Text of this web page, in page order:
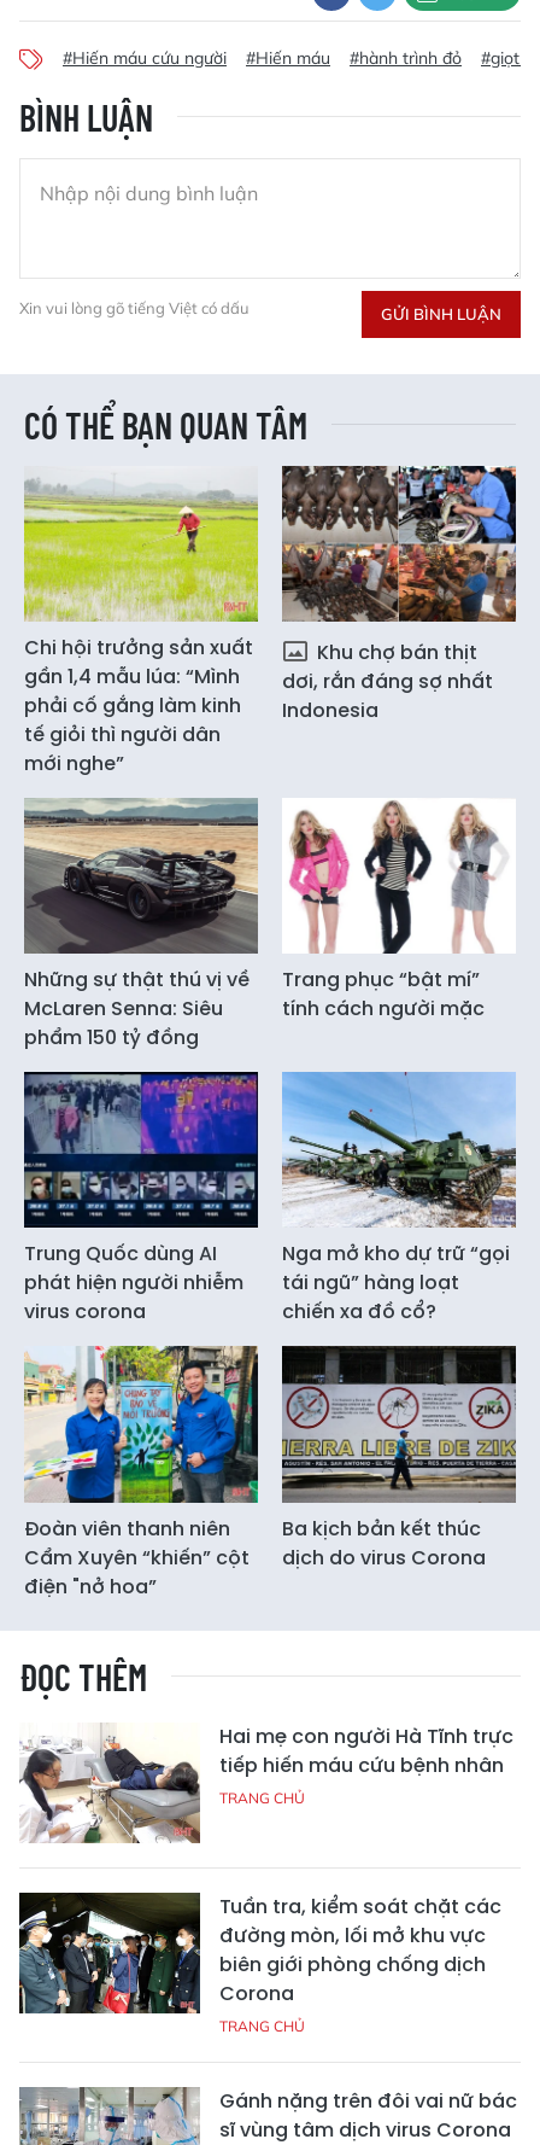
#Hiến máu cứu người #Hiến máu #hành trình đỏ #giọt
BÌNH LUẬN
Xin vui lòng gõ tiếng Việt có dấu GỬI BÌNH LUẬN
CÓ THỂ BẠN QUAN TÂM
Chi hội trưởng sản xuất
gần 1,4 mẫu lúa: “Mình
phải cố gắng làm kinh
tế giỏi thì người dân
mới nghe”
Khu chợ bán thịt
dơi, rắn đáng sợ nhất
Indonesia
Những sự thật thú vị về
McLaren Senna: Siêu
phẩm 150 tỷ đồng
Trang phục “bật mí”
tính cách người mặc
Trung Quốc dùng AI
phát hiện người nhiễm
virus corona
Nga mở kho dự trữ “gọi
tái ngũ” hàng loạt
chiến xa đồ cổ?
Đoàn viên thanh niên
Cẩm Xuyên “khiến” cột
điện "nở hoa”
Ba kịch bản kết thúc
dịch do virus Corona
ĐỌC THÊM
Hai mẹ con người Hà Tĩnh trực
tiếp hiến máu cứu bệnh nhân
TRANG CHỦ
Tuần tra, kiểm soát chặt các
đường mòn, lối mở khu vực
biên giới phòng chống dịch
Corona
TRANG CHỦ
Gánh nặng trên đôi vai nữ bác
sĩ vùng tâm dịch virus Corona